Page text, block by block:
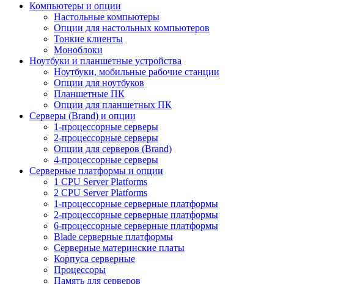
Компьютеры и опции
Настольные компьютеры
Опции для настольных компьютеров
Тонкие клиенты
Моноблоки
Ноутбуки и планшетные устройства
Ноутбуки, мобильные рабочие станции
Опции для ноутбуков
Планшетные ПК
Опции для планшетных ПК
Серверы (Brand) и опции
1-процессорные серверы
2-процессорные серверы
Опции для серверов (Brand)
4-процессорные серверы
Серверные платформы и опции
1 CPU Server Platforms
2 CPU Server Platforms
1-процессорные серверные платформы
2-процессорные серверные платформы
6-процессорные серверные платформы
Blade серверные платформы
Серверные материнские платы
Корпуса серверные
Процессоры
Память для серверов